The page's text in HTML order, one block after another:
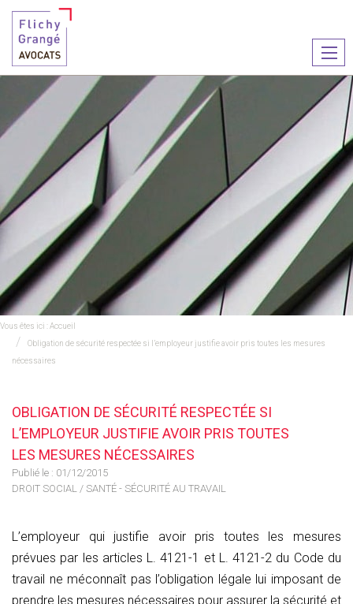
le
Vous êtes ici :Accueil
Obligation de sécurité respectée si l’employeur justifie avoir pris toutes les mesures
nécessaires
OBLIGATION DE SÉCURITÉ RESPECTÉE SI
L’EMPLOYEUR JUSTIFIE AVOIR PRIS TOUTES
LES MESURES NÉCESSAIRES
Publié le : 01/12/2015
DROIT SOCIAL / SANTÉ - SÉCURITÉ AU TRAVAIL
L’employeur qui justifie avoir pris toutes les mesures
prévues par les articles L. 4121-1 et L. 4121-2 du Code du
travail ne méconnaît pas l’obligation légale lui imposant de
prendre les mesures nécessaires pour assurer la sécurité et